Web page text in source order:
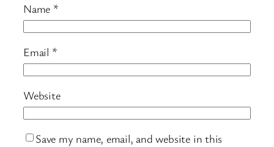
Name *
Email *
Website
Save my name, email, and website in this